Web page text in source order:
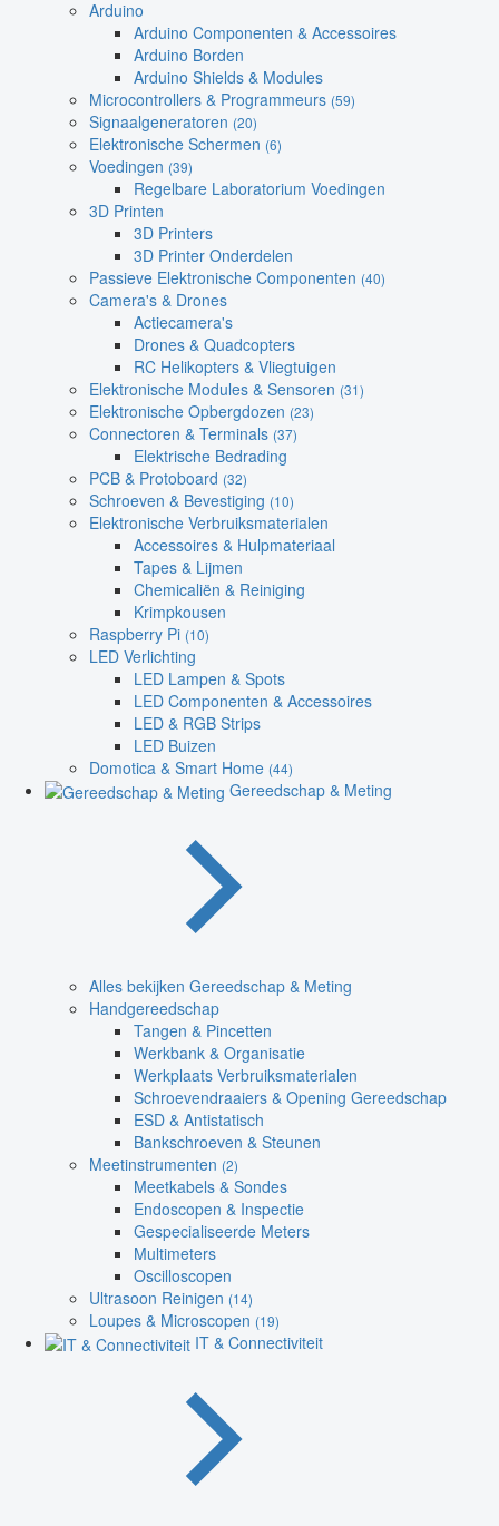
Arduino
Arduino Componenten & Accessoires
Arduino Borden
Arduino Shields & Modules
Microcontrollers & Programmeurs (59)
Signaalgeneratoren (20)
Elektronische Schermen (6)
Voedingen (39)
Regelbare Laboratorium Voedingen
3D Printen
3D Printers
3D Printer Onderdelen
Passieve Elektronische Componenten (40)
Camera's & Drones
Actiecamera's
Drones & Quadcopters
RC Helikopters & Vliegtuigen
Elektronische Modules & Sensoren (31)
Elektronische Opbergdozen (23)
Connectoren & Terminals (37)
Elektrische Bedrading
PCB & Protoboard (32)
Schroeven & Bevestiging (10)
Elektronische Verbruiksmaterialen
Accessoires & Hulpmateriaal
Tapes & Lijmen
Chemicaliën & Reiniging
Krimpkousen
Raspberry Pi (10)
LED Verlichting
LED Lampen & Spots
LED Componenten & Accessoires
LED & RGB Strips
LED Buizen
Domotica & Smart Home (44)
Gereedschap & Meting
Alles bekijken Gereedschap & Meting
Handgereedschap
Tangen & Pincetten
Werkbank & Organisatie
Werkplaats Verbruiksmaterialen
Schroevendraaiers & Opening Gereedschap
ESD & Antistatisch
Bankschroeven & Steunen
Meetinstrumenten (2)
Meetkabels & Sondes
Endoscopen & Inspectie
Gespecialiseerde Meters
Multimeters
Oscilloscopen
Ultrasoon Reinigen (14)
Loupes & Microscopen (19)
IT & Connectiviteit